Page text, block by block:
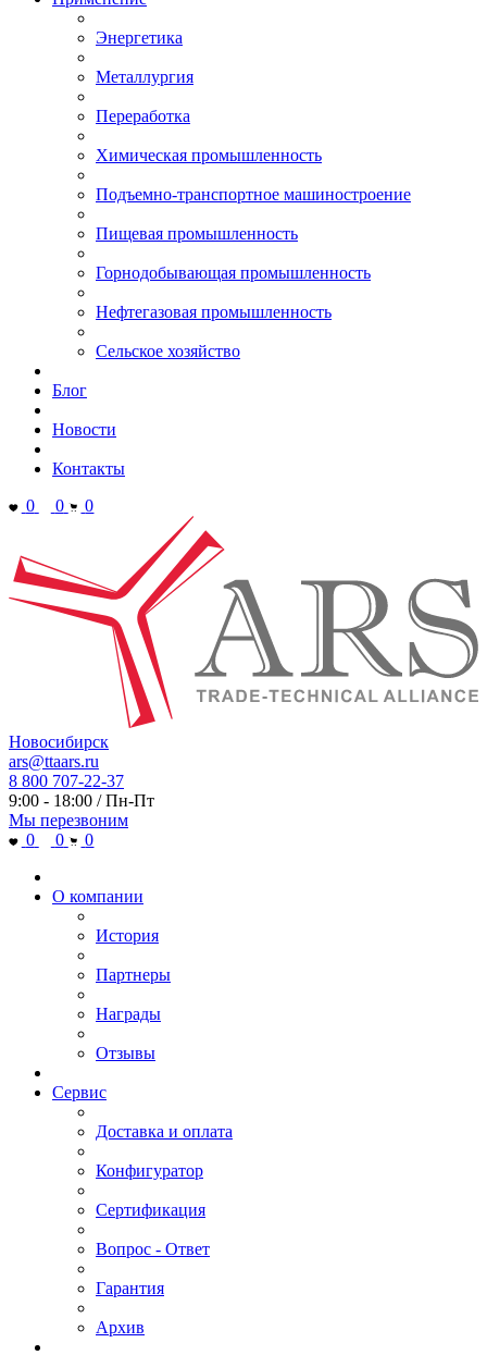
Энергетика
Металлургия
Переработка
Химическая промышленность
Подъемно-транспортное машиностроение
Пищевая промышленность
Горнодобывающая промышленность
Нефтегазовая промышленность
Сельское хозяйство
Блог
Новости
Контакты
0
0 0
Новосибирск
ars@ttaars.ru
8 800 707-22-37
9:00 - 18:00 / Пн-Пт
Мы перезвоним
0
0 0
О компании
История
Партнеры
Награды
Отзывы
Сервис
Доставка и оплата
Конфигуратор
Сертификация
Вопрос - Ответ
Гарантия
Архив